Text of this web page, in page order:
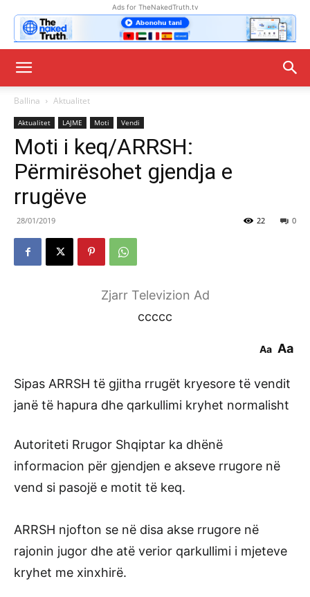
Ads for TheNakedTruth.tv
Ballina Aktualitet
Aktualitet LAJME Moti Vendi
Moti i keq/ARRSH:
Përmirësohet gjendja e
rrugëve
28/01/2019 0
22
Zjarr Televizion Ad
ccccc
Aa Aa
Sipas ARRSH të gjitha rrugët kryesore të vendit
janë të hapura dhe qarkullimi kryhet normalisht
Autoriteti Rrugor Shqiptar ka dhënë
informacion për gjendjen e akseve rrugore në
vend si pasojë e motit të keq.
ARRSH njofton se në disa akse rrugore në
rajonin jugor dhe atë verior qarkullimi i mjeteve
kryhet me xinxhirë.